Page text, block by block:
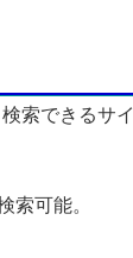
索できるサイ
索可能。